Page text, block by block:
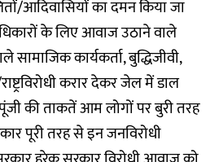
आदिवासियों का दमन किया जा
के लिए आवाज उठाने वाले
सामाजिक कार्यकर्ता, बुद्धिजीवी,
करार देकर जेल में डाल
की ताकतें आम लोगों पर बुरी तरह
पूरी तरह से इन जनविरोधी